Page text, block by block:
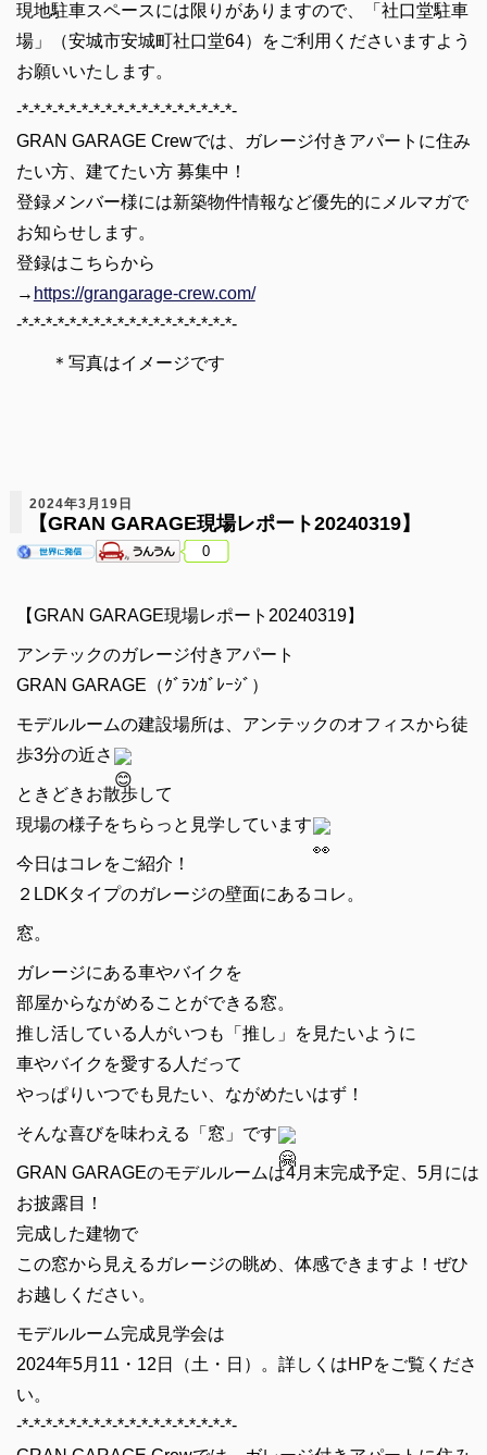
現地駐車スペースには限りがありますので、「社口堂駐車
場」（安城市安城町社口堂64）をご利用くださいますよう
お願いいたします。
-*-*-*-*-*-*-*-*-*-*-*-*-*-*-*-*-*-*-
GRAN GARAGE Crewでは、ガレージ付きアパートに住み
たい方、建てたい方 募集中！
登録メンバー様には新築物件情報など優先的にメルマガで
お知らせします。
登録はこちらから
→ https://grangarage-crew.com/
-*-*-*-*-*-*-*-*-*-*-*-*-*-*-*-*-*-*-
＊写真はイメージです
2024年3月19日
【GRAN GARAGE現場レポート20240319】
0
【GRAN GARAGE現場レポート20240319】
アンテックのガレージ付きアパート
GRAN GARAGE（ｸﾞﾗﾝｶﾞﾚｰｼﾞ）
モデルルームの建設場所は、アンテックのオフィスから徒
歩3分の近さ
ときどきお散歩して
現場の様子をちらっと見学しています
今日はコレをご紹介！
２LDKタイプのガレージの壁面にあるコレ。
窓。
ガレージにある車やバイクを
部屋からながめることができる窓。
推し活している人がいつも「推し」を見たいように
車やバイクを愛する人だって
やっぱりいつでも見たい、ながめたいはず！
そんな喜びを味わえる「窓」です
GRAN GARAGEのモデルルームは4月末完成予定、5月には
お披露目！
完成した建物で
この窓から見えるガレージの眺め、体感できますよ！ぜひ
お越しください。
モデルルーム完成見学会は
2024年5月11・12日（土・日）。詳しくはHPをご覧くださ
い。
-*-*-*-*-*-*-*-*-*-*-*-*-*-*-*-*-*-*-